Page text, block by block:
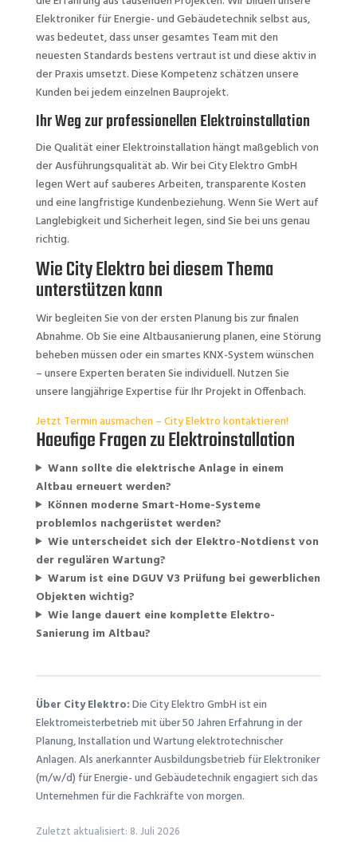
Elektroniker für Energie- und Gebäudetechnik selbst aus,
was bedeutet, dass unser gesamtes Team mit den
neuesten Standards bestens vertraut ist und diese aktiv in
der Praxis umsetzt. Diese Kompetenz schätzen unsere
Kunden bei jedem einzelnen Bauprojekt.
Ihr Weg zur professionellen Elektroinstallation
Die Qualität einer Elektroinstallation hängt maßgeblich von
der Ausführungsqualität ab. Wir bei City Elektro GmbH
legen Wert auf sauberes Arbeiten, transparente Kosten
und eine langfristige Kundenbeziehung. Wenn Sie Wert auf
Langlebigkeit und Sicherheit legen, sind Sie bei uns genau
richtig.
Wie City Elektro bei diesem Thema
unterstützen kann
Wir begleiten Sie von der ersten Planung bis zur finalen
Abnahme. Ob Sie eine Altbausanierung planen, eine Störung
beheben müssen oder ein smartes KNX-System wünschen
– unsere Experten beraten Sie individuell. Nutzen Sie
unsere langjährige Expertise für Ihr Projekt in Offenbach.
Jetzt Termin ausmachen – City Elektro kontaktieren!
Haeufige Fragen zu Elektroinstallation
Wann sollte die elektrische Anlage in einem
Altbau erneuert werden?
Können moderne Smart-Home-Systeme
problemlos nachgerüstet werden?
Wie unterscheidet sich der Elektro-Notdienst von
der regulären Wartung?
Warum ist eine DGUV V3 Prüfung bei gewerblichen
Objekten wichtig?
Wie lange dauert eine komplette Elektro-
Sanierung im Altbau?
Über City Elektro:Die City Elektro GmbH ist ein
Elektromeisterbetrieb mit über 50 Jahren Erfahrung in der
Planung, Installation und Wartung elektrotechnischer
Anlagen. Als anerkannter Ausbildungsbetrieb für Elektroniker
(m/w/d) für Energie- und Gebäudetechnik engagiert sich das
Unternehmen für die Fachkräfte von morgen.
Zuletzt aktualisiert: 8. Juli 2026